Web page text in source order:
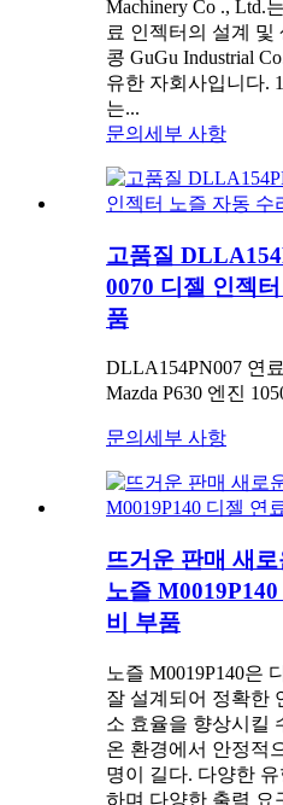
Machinery Co ., Ltd.
료 인젝터의 설계 및
콩 GuGu Industrial
유한 자회사입니다.
는...
문의 세부 사항
고품질
0070 디젤 인젝
품
DLLA154PN007 연
Mazda P630 엔진
문의 세부 사항
뜨거운 판매 새
노즐
비 부품
노즐 M0019P140은
잘 설계되어 정확한
소 효율을 향상시킬
온 환경에서 안정적
명이 길다. 다양한
하며 다양한 출력 요